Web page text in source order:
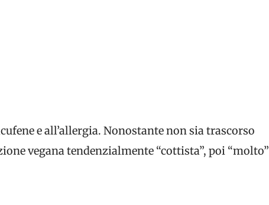
e all’allergia. Nonostante non sia trascorso
vegana tendenzialmente “cottista”, poi “molto”